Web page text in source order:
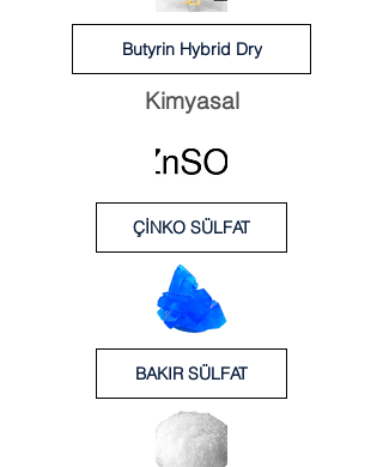
Butyrin Hybrid Dry
Kimyasal
ÇİNKO SÜLFAT
BAKIR SÜLFAT